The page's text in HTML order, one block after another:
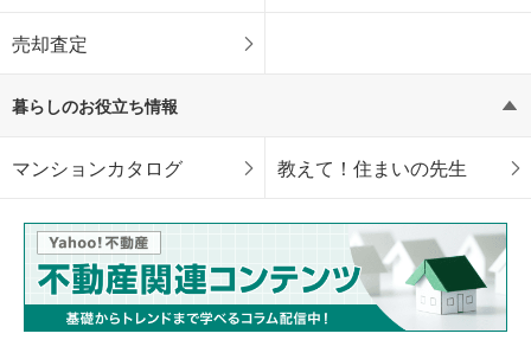
売却査定
暮らしのお役立ち情報
マンションカタログ 教えて！住まいの先生